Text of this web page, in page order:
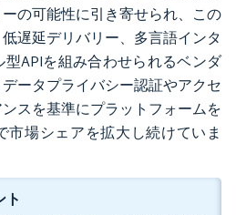
の可能性に引き寄せられ、この
遅延デリバリー、多言語インタ
APIを組み合わせられるベンダ
ータプライバシー認証やアクセ
スを基準にプラットフォームを
市場シェアを拡大し続けていま
ト